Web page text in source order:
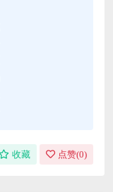
收藏 点赞(0)